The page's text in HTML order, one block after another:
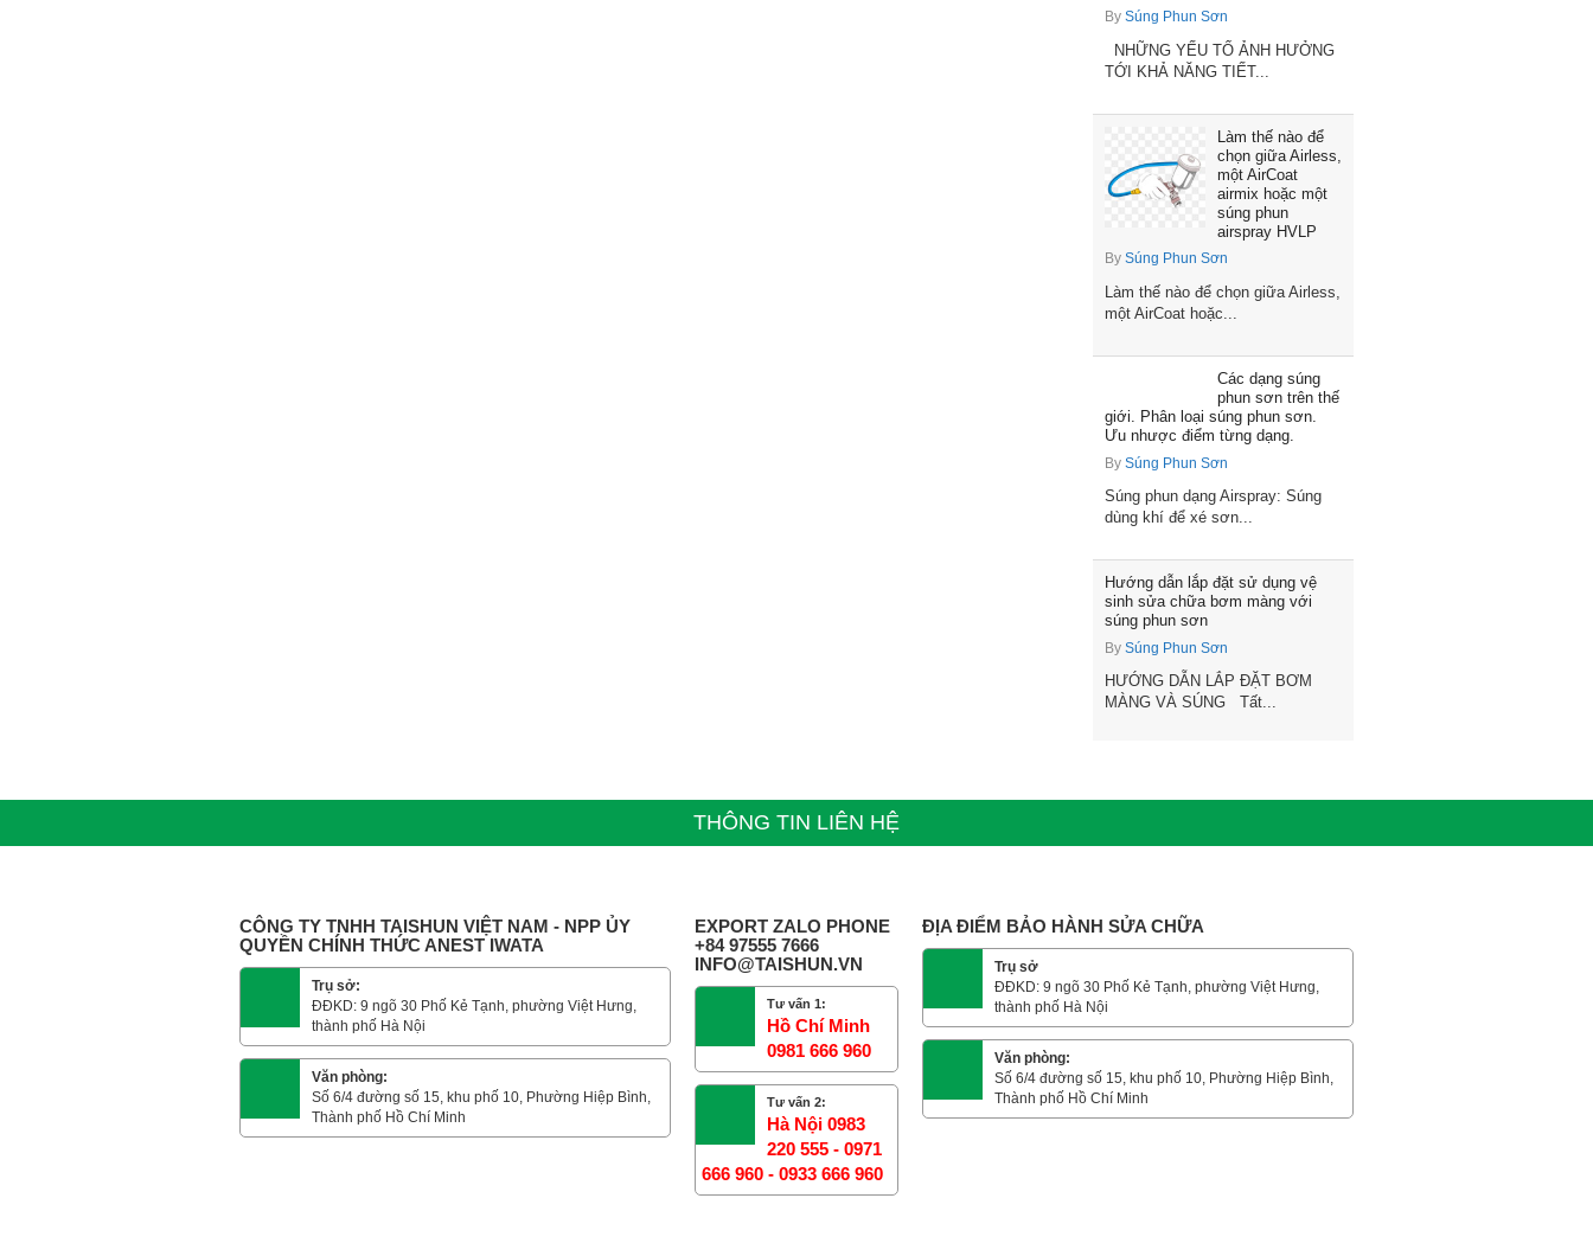
By Súng Phun Sơn
NHỮNG YẾU TỐ ẢNH HƯỞNG
TỚI KHẢ NĂNG TIẾT...
Làm thế nào để
chọn giữa Airless,
một AirCoat
airmix hoặc một
súng phun
airspray HVLP
By Súng Phun Sơn
Làm thế nào để chọn giữa Airless,
một AirCoat hoặc...
Các dạng súng
phun sơn trên thế
giới. Phân loại súng phun sơn.
Ưu nhược điểm từng dạng.
By Súng Phun Sơn
Súng phun dạng Airspray: Súng
dùng khí để xé sơn...
Hướng dẫn lắp đặt sử dụng vệ
sinh sửa chữa bơm màng với
súng phun sơn
By Súng Phun Sơn
HƯỚNG DẪN LẮP ĐẶT BƠM
MÀNG VÀ SÚNG Tất...
THÔNG TIN LIÊN HỆ
CÔNG TY TNHH TAISHUN VIỆT NAM - NPP ỦY
QUYỀN CHÍNH THỨC ANEST IWATA
Trụ sở:
ĐĐKD: 9 ngõ 30 Phố Kẻ Tạnh, phường Việt Hưng,
thành phố Hà Nội
Văn phòng:
Số 6/4 đường số 15, khu phố 10, Phường Hiệp Bình,
Thành phố Hồ Chí Minh
EXPORT ZALO PHONE
+84 97555 7666
INFO@TAISHUN.VN
Tư vấn 1:
Hồ Chí Minh
0981 666 960
Tư vấn 2:
Hà Nội 0983
220 555 - 0971
666 960 - 0933 666 960
ĐỊA ĐIỂM BẢO HÀNH SỬA CHỮA
Trụ sở
ĐĐKD: 9 ngõ 30 Phố Kẻ Tạnh, phường Việt Hưng,
thành phố Hà Nội
Văn phòng:
Số 6/4 đường số 15, khu phố 10, Phường Hiệp Bình,
Thành phố Hồ Chí Minh